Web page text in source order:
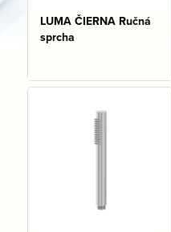
LUMA ČIERNA Ručná
sprcha